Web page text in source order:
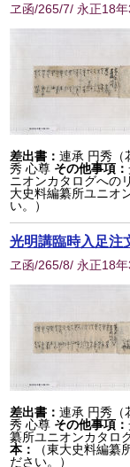
ヱ函/265/7/ 永正18
差出書：連承 円秀（
秀 心尊 その他事項：
ニオンカタログへの
大史料編纂所ユニオ
い。）
光明講臨時入足注
ヱ函/265/8/ 永正18
差出書：連承 円秀（
秀 心尊 その他事項：
纂所ユニオンカタロ
本：
（東大史料編纂
ださい。）